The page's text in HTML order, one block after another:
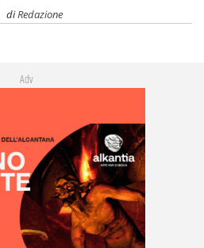
diRedazione
Adv